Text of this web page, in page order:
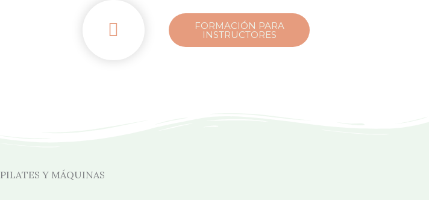
FORMACIÓN PARA
INSTRUCTORES
PILATES Y MÁQUINAS